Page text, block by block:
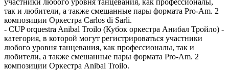
участники любого уровня танцевания, как профессионалы,
так и любители, а также смешанные пары формата Pro-Am. 2
композиции Оркестра Carlos di Sarli.
- CUP orquestra Anibal Troilo (Кубок оркестра Анибал Тройло) -
категория, в которой могут регистрироваться участники
любого уровня танцевания, как профессионалы, так и
любители, а также смешанные пары формата Pro-Am. 2
композиции Оркестра Anibal Troilo.